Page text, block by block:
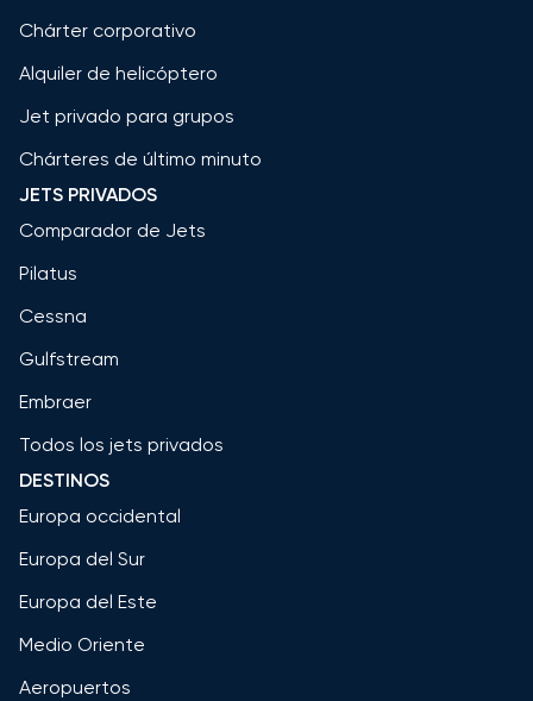
Chárter corporativo
Alquiler de helicóptero
Jet privado para grupos
Chárteres de último minuto
JETS PRIVADOS
Comparador de Jets
Pilatus
Cessna
Gulfstream
Embraer
Todos los jets privados
DESTINOS
Europa occidental
Europa del Sur
Europa del Este
Medio Oriente
Aeropuertos